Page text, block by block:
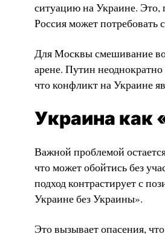
ситуацию на Украине. Это,
Россия может потребовать
Для Москвы смешивание
арене. Путин
что конфликт на Украине
Украина как
Важной проблемой
что может обойтись без
подход контрастирует с
Украине без Украины».
Это вызывает опасения,